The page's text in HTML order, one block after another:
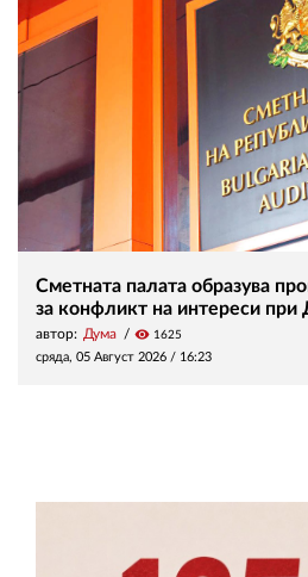
Сметната палата образува
за конфликт на интереси
автор: Дума visibility 1625
сряда, 05 Август 2026 / 16:23